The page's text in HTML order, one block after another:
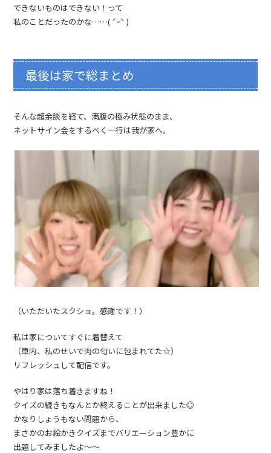
できないものはできない！って
私のことだったのかな……( ˊᵕˋ )
最後は家で総まとめ
そんな超余談を経て、満腹の極み状態のまま、
ネットサイン会をするべく一行は我が家へ。
（いただいたスクショ。感謝です！）
私は家についてすぐに着替えて
（車内、私のせいで肉の匂いに包まれてた☆）
リフレッシュして配信です。
やはり家は落ち着きますね！
クイズの続きもなんとか終えることが出来ました◎
かなりしょうもない問題から、
まさかのお絵かきクイズまでバリエーション豊かに
出題してみましたよ〜〜